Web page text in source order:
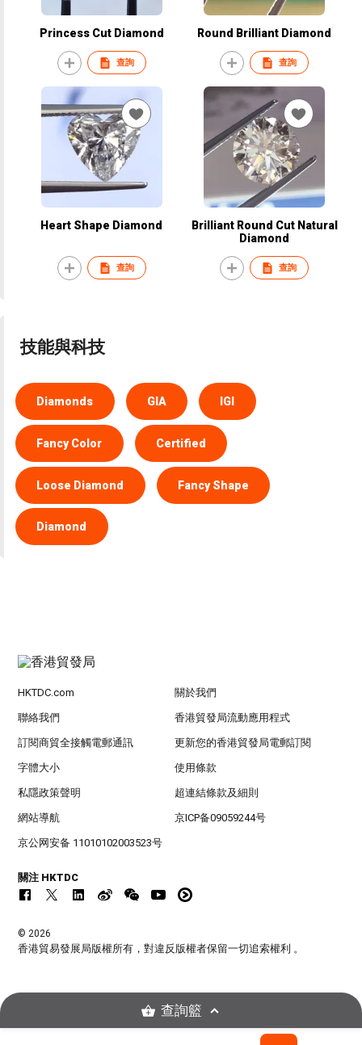
Princess Cut Diamond
查詢
Round Brilliant Diamond
查詢
Heart Shape Diamond
查詢
Brilliant Round Cut Natural
Diamond
查詢
技能與科技
Diamonds GIA IGI
Fancy Color Certified
Loose Diamond Fancy Shape
Diamond
HKTDC.com 關於我們
聯絡我們 香港貿發局流動應用程式
訂閱商貿全接觸電郵通訊 更新您的香港貿發局電郵訂閱
字體大小 使用條款
私隱政策聲明 超連結條款及細則
網站導航 京ICP备09059244号
京公网安备 11010102003523号
關注 HKTDC
© 2026
香港貿易發展局版權所有，對違反版權者保留一切追索權利 。
查詢籃